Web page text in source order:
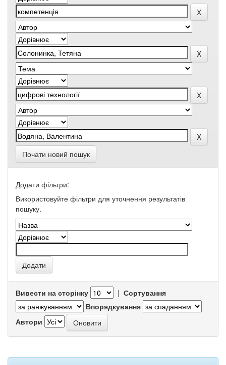
Почати новий пошук
Додати фільтри:
Використовуйте фільтри для уточнення результатів
пошуку.
Вивести на сторінку | Сортування
Впорядкування
Автори